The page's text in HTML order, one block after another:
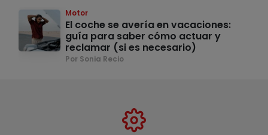
Motor
El coche se avería en vacaciones:
guía para saber cómo actuar y
reclamar (si es necesario)
Por Sonia Recio